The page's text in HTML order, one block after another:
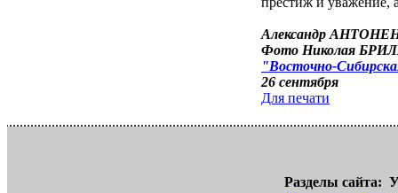
Александр
Фото Николая
"Восточно-
26 сентября
Для печати
Разделы сайта: